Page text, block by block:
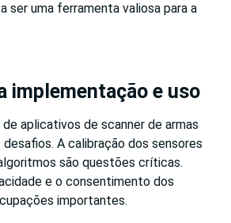
ser uma ferramenta valiosa para a
implementação e uso
aplicativos de scanner de armas
A calibração dos sensores
são questões críticas.
e o consentimento dos
importantes.